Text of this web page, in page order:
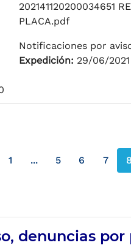
202141120200034651
PLACA.pdf
Notificaciones por
Expedición: 29/06/2021
1 ... 5 6 7 8
denuncias por